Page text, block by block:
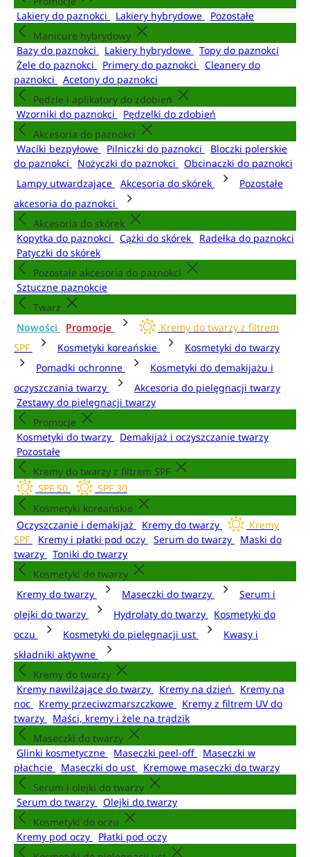
Lakiery do paznokci
Lakiery hybrydowe
Pozostałe
Manicure hybrydowy
Bazy do paznokci
Lakiery hybrydowe
Topy do paznokci
Żele do paznokci
Primery do paznokci
Cleanery do
paznokci
Acetony do paznokci
Pędzle i aplikatory do zdobień
Wzorniki do paznokci
Pędzelki do zdobień
Akcesoria do paznokci
Waciki bezpyłowe
Pilniczki do paznokci
Bloczki polerskie
do paznokci
Nożyczki do paznokci
Obcinaczki do paznokci
Lampy utwardzające
Akcesoria do skórek
Pozostałe
akcesoria do paznokci
Akcesoria do skórek
Kopytka do paznokci
Cążki do skórek
Radełka do paznokci
Patyczki do skórek
Pozostałe akcesoria do paznokci
Sztuczne paznokcie
Twarz
Nowości
Promocje
Kremy do twarzy z filtrem
SPF
Kosmetyki koreańskie
Kosmetyki do twarzy
Pomadki ochronne
Kosmetyki do demakijażu i
oczyszczania twarzy
Akcesoria do pielęgnacji twarzy
Zestawy do pielęgnacji twarzy
Promocje
Kosmetyki do twarzy
Demakijaż i oczyszczanie twarzy
Pozostałe
Kremy do twarzy z filtrem SPF
SPF 50
SPF 30
Kosmetyki koreańskie
Oczyszczanie i demakijaż
Kremy do twarzy
Kremy
SPF
Kremy i płatki pod oczy Serum do twarzy
Maski do
twarzy
Toniki do twarzy
Kosmetyki do twarzy
Kremy do twarzy
Maseczki do twarzy
Serum i
olejki do twarzy
Hydrolaty do twarzy
Kosmetyki do
oczu
Kosmetyki do pielęgnacji ust
Kwasy i
składniki aktywne
Kremy do twarzy
Kremy nawilżające do twarzy
Kremy na dzień
Kremy na
noc
Kremy przeciwzmarszczkowe
Kremy z filtrem UV do
twarzy
Maści, kremy i żele na trądzik
Maseczki do twarzy
Glinki kosmetyczne
Maseczki peel-off
Maseczki w
płachcie
Maseczki do ust
Kremowe maseczki do twarzy
Serum i olejki do twarzy
Serum do twarzy
Olejki do twarzy
Kosmetyki do oczu
Kremy pod oczy
Płatki pod oczy